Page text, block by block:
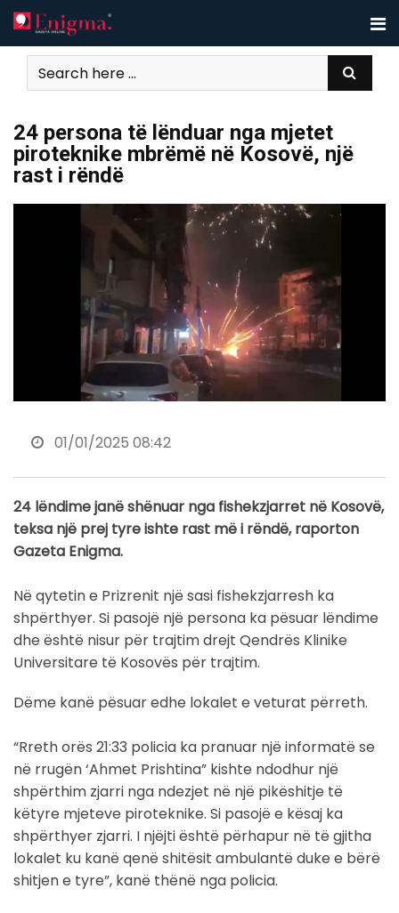
Skip
to
content
24 persona të lënduar nga mjetet
piroteknike mbrëmë në Kosovë, një
rast i rëndë
01/01/2025 08:42
24 lëndime janë shënuar nga fishekzjarret në Kosovë,
teksa një prej tyre ishte rast më i rëndë, raporton
Gazeta Enigma.
Në qytetin e Prizrenit një sasi fishekzjarresh ka
shpërthyer. Si pasojë një persona ka pësuar lëndime
dhe është nisur për trajtim drejt Qendrës Klinike
Universitare të Kosovës për trajtim.
Dëme kanë pësuar edhe lokalet e veturat përreth.
“Rreth orës 21:33 policia ka pranuar një informatë se
në rrugën ‘Ahmet Prishtina” kishte ndodhur një
shpërthim zjarri nga ndezjet në një pikëshitje të
këtyre mjeteve piroteknike. Si pasojë e kësaj ka
shpërthyer zjarri. I njëjti është përhapur në të gjitha
lokalet ku kanë qenë shitësit ambulantë duke e bërë
shitjen e tyre”, kanë thënë nga policia.